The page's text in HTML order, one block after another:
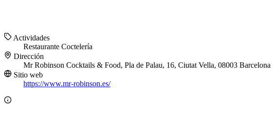
Actividades
Restaurante Coctelería
Dirección
Mr Robinson Cocktails & Food, Pla de Palau, 16, Ciutat Vella, 08003 Barcelona
Sitio web
https://www.mr-robinson.es/